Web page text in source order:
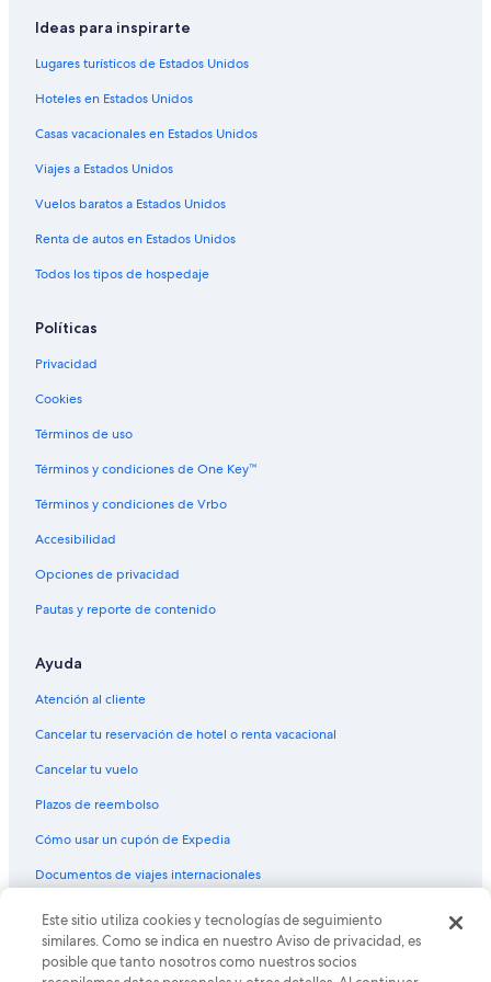
Hoteles en Northwest Calgary
Casas de ciudad en Northeast Calgary
Hoteles con concierge en Northeast Calgary
Hoteles con spa en Northeast Calgary
Hoteles de ski en Northeast Calgary
Ideas para inspirarte
Lugares turísticos de Estados Unidos
Hoteles en Estados Unidos
Casas vacacionales en Estados Unidos
Viajes a Estados Unidos
Vuelos baratos a Estados Unidos
Renta de autos en Estados Unidos
Todos los tipos de hospedaje
Políticas
Privacidad
Cookies
Términos de uso
Términos y condiciones de One Key™
Términos y condiciones de Vrbo
Accesibilidad
Opciones de privacidad
Pautas y reporte de contenido
Ayuda
Atención al cliente
Cancelar tu reservación de hotel o renta vacacional
Cancelar tu vuelo
Plazos de reembolso
Cómo usar un cupón de Expedia
Documentos de viajes internacionales
© 2026 Expedia, Inc., una empresa de Expedia Group. Todos los
derechos reservados. Expedia y el logo de Expedia son marcas
registradas o marcas comerciales de Expedia, Inc. CST# 2029030-50.
Este sitio utiliza cookies y tecnologías de seguimiento
similares. Como se indica en nuestro Aviso de privacidad, es
posible que tanto nosotros como nuestros socios